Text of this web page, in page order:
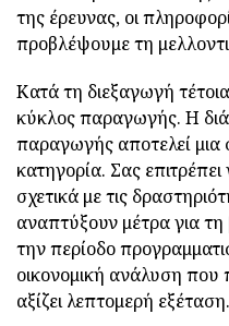
της έρευνας, οι
προβλέψουμε τη
Κατά τη διεξαγωγή
κύκλος παραγωγής. Η
παραγωγής αποτελεί μια
κατηγορία. Σας
σχετικά με τις
αναπτύξουν μέτρα για
την περίοδο
οικονομική ανάλυση
αξίζει λεπτομερή εξέταση.